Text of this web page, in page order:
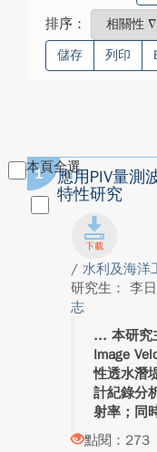
排序：
儲存 列印
本頁全選
1
應用PIV量測
特性研究
/ 水利及海洋
研究生： 李
志
本研究
Image
性透水潛
計紀錄分
射率；同
點閱：273